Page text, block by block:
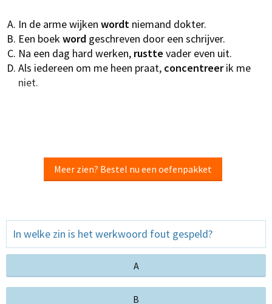
In de arme wijken wordt niemand dokter.
Een boek word geschreven door een schrijver.
Na een dag hard werken, rustte vader even uit.
Als iedereen om me heen praat, concentreerik me
niet.
Meer zien? Bestel nu een oefenpakket
In welke zin is het werkwoord fout gespeld?
A
B